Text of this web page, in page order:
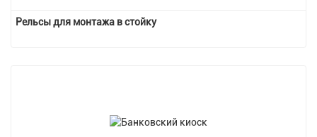
Рельсы для монтажа в стойку